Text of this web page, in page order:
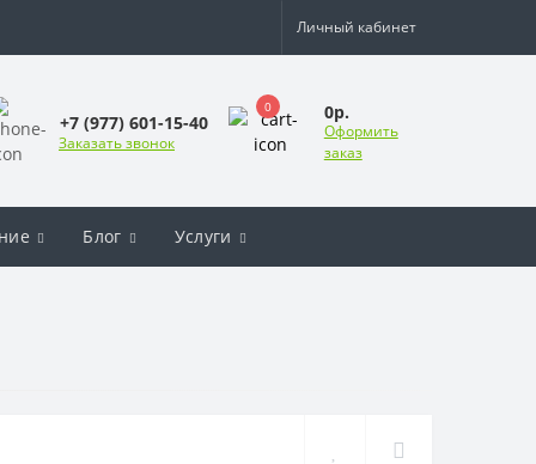
Личный кабинет
+7 (977) 601-15-40
Заказать звонок
0 0р.
Оформить
заказ
Блог Услуги